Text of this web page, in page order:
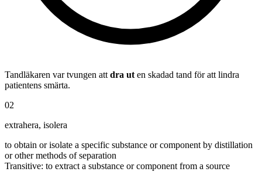
Tandläkaren var tvungen att dra ut en skadad tand för att lindra
patientens smärta.
02
extrahera, isolera
to obtain or isolate a specific substance or component by distillation
or other methods of separation
Transitive: to extract a substance or component from a source